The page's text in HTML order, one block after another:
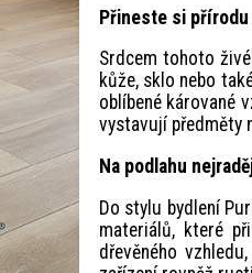
Přineste si
Srdcem tohoto
kůže, sklo nebo
oblíbené kárované
vystavují předměty
Na podlahu
Do stylu bydlení
materiálů, které
dřevěného